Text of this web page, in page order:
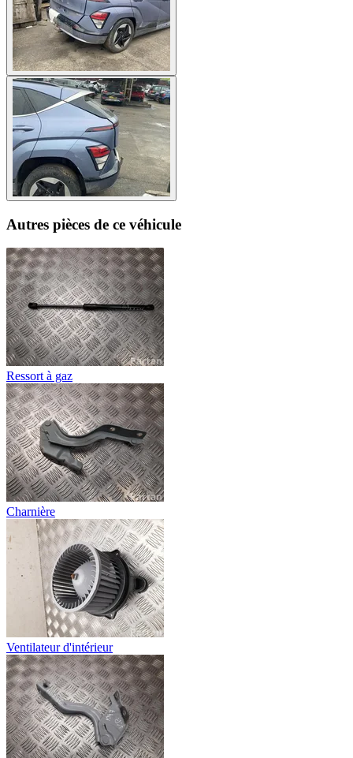
Autres pièces de ce véhicule
Ressort à gaz
Charnière
Ventilateur d'intérieur